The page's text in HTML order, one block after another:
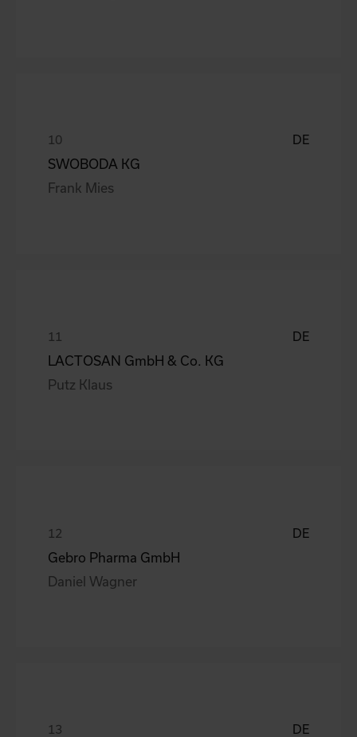
DE
SWOBODA KG
Frank Mies
DE
LACTOSAN GmbH & Co. KG
Putz Klaus
DE
Gebro Pharma GmbH
Daniel Wagner
DE